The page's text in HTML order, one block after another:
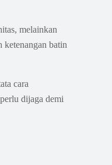
melainkan
ketenangan batin
cara
dijaga demi